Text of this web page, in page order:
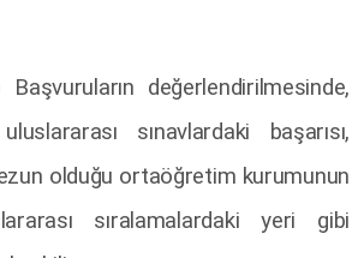
Başvuruların değerlendirilmesinde,
sınavlardaki başarısı,
olduğu ortaöğretim kurumunun
sıralamalardaki yeri gibi